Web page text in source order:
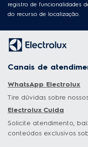
registro de funcionalidades
do recurso de localização.
Canais de
WhatsApp Electrolux
Tire dúvidas sobre
Electrolux Cuida
Solicite atendimento,
conteúdos exclusivos